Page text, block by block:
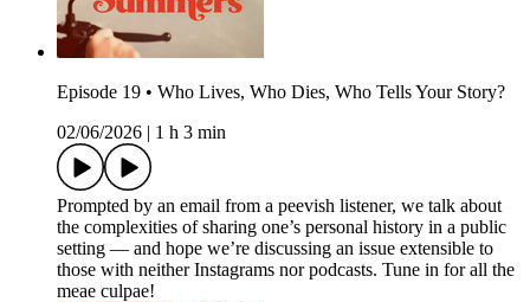
Episode 19 • Who Lives, Who Dies, Who Tells Your Story?
02/06/2026 | 1 h 3 min
Prompted by an email from a peevish listener, we talk about
the complexities of sharing one’s personal history in a public
setting — and hope we’re discussing an issue extensible to
those with neither Instagrams nor podcasts. Tune in for all the
meae culpae!